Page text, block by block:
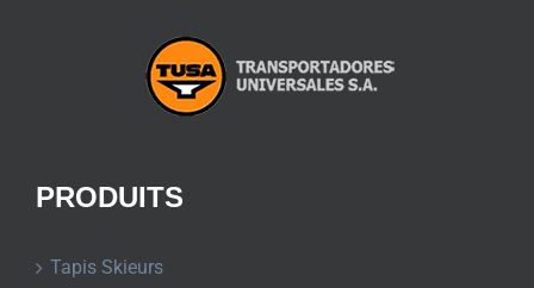
PRODUITS
Tapis Skieurs